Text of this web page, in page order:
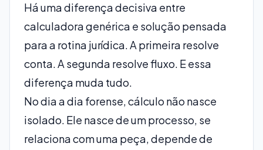
Há uma diferença decisiva entre
calculadora genérica e solução pensada
para a rotina jurídica. A primeira resolve
conta. A segunda resolve fluxo. E essa
diferença muda tudo.
No dia a dia forense, cálculo não nasce
isolado. Ele nasce de um processo, se
relaciona com uma peça, depende de